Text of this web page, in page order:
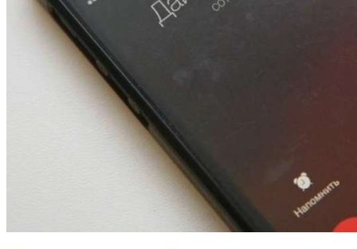
Сладкий праздник в Волгограде: в Центральном
парке прошёл фестиваль „Арбузный переполох“
Волгоградские компании нарастили экспорт:
заключены контракты на 3,6 млн долларов